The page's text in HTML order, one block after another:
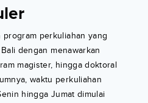
perkuliahan yang
dengan menawarkan
magister, hingga doktoral
waktu perkuliahan
hingga Jumat dimulai